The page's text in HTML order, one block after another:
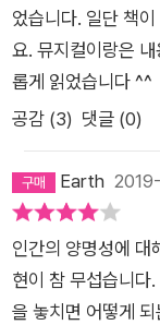
었습니다. 일단 책
요. 뮤지컬이랑은
롭게 읽었습니다 ^^
공감 (3) 댓글 (0)
Earth
인간의 양명성에 대
현이 참 무섭습니다
을 놓치면 어떻게